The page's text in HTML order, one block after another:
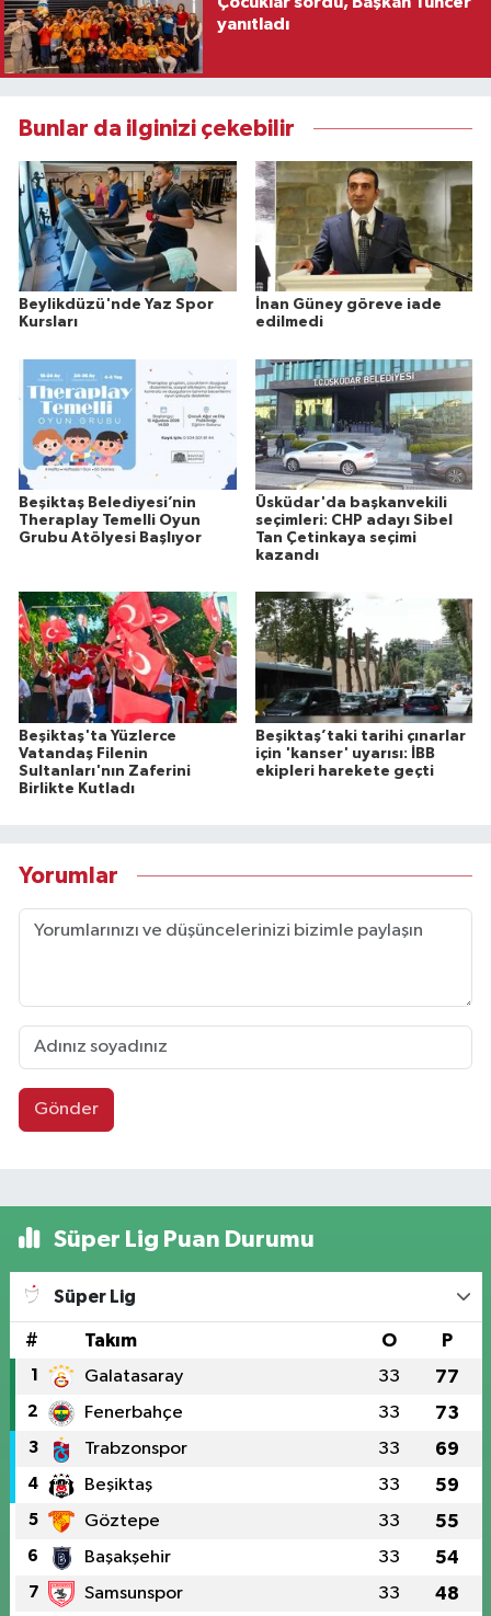
yanıtladı
Bunlar da ilginizi çekebilir
Beylikdüzü'nde Yaz Spor
Kursları
İnan Güney göreve iade
edilmedi
Beşiktaş Belediyesi’nin
Theraplay Temelli Oyun
Grubu Atölyesi Başlıyor
Üsküdar'da başkanvekili
seçimleri: CHP adayı Sibel
Tan Çetinkaya seçimi
kazandı
Beşiktaş'ta Yüzlerce
Vatandaş Filenin
Sultanları'nın Zaferini
Birlikte Kutladı
Beşiktaş’taki tarihi çınarlar
için 'kanser' uyarısı: İBB
ekipleri harekete geçti
Yorumlar
Gönder
Süper Lig Puan Durumu
Süper Lig
# Takım O P
1 Galatasaray 33 77
2 Fenerbahçe 33 73
3 Trabzonspor 33 69
4 Beşiktaş 33 59
5 Göztepe 33 55
6 Başakşehir 33 54
7 Samsunspor 33 48